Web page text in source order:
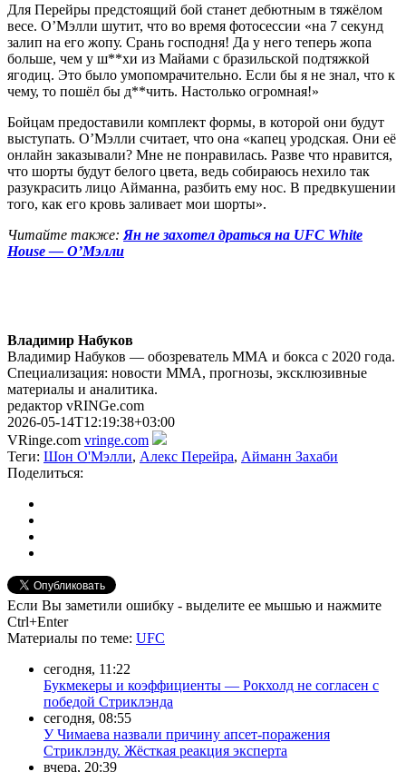
Для Перейры предстоящий бой станет дебютным в тяжёлом
весе. О’Мэлли шутит, что во время фотосессии «на 7 секунд
залип на его жопу. Срань господня! Да у него теперь жопа
больше, чем у ш**хи из Майами с бразильской подтяжкой
ягодиц. Это было умопомрачительно. Если бы я не знал, что к
чему, то пошёл бы д**чить. Настолько огромная!»
Бойцам предоставили комплект формы, в которой они будут
выступать. О’Мэлли считает, что она «капец уродская. Они её
онлайн заказывали? Мне не понравилась. Разве что нравится,
что шорты будут белого цвета, ведь собираюсь нехило так
разукрасить лицо Айманна, разбить ему нос. В предвкушении
того, как его кровь заливает мои шорты».
Читайте также: Ян не захотел драться на UFC White
House — О’Мэлли
Владимир Набуков
Владимир Набуков — обозреватель ММА и бокса с 2020 года.
Специализация: новости ММА, прогнозы, эксклюзивные
материалы и аналитика.
редактор vRINGe.com
2026-05-14T12:19:38+03:00
VRinge.com vringe.com
Теги: Шон О'Мэлли, Алекс Перейра, Айманн Захаби
Поделиться:
Если Вы заметили ошибку - выделите ее мышью и нажмите
Ctrl+Enter
Материалы по теме: UFC
сегодня, 11:22
Букмекеры и коэффициенты — Рокхолд не согласен с
победой Стриклэнда
сегодня, 08:55
У Чимаева назвали причину апсет-поражения
Стриклэнду. Жёсткая реакция эксперта
вчера, 20:39